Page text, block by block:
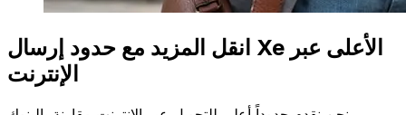
انقل المزيد مع حدود إرسال Xe الأعلى عبر
الإنترنت